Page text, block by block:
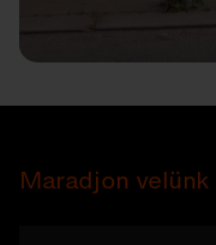
Maradjon